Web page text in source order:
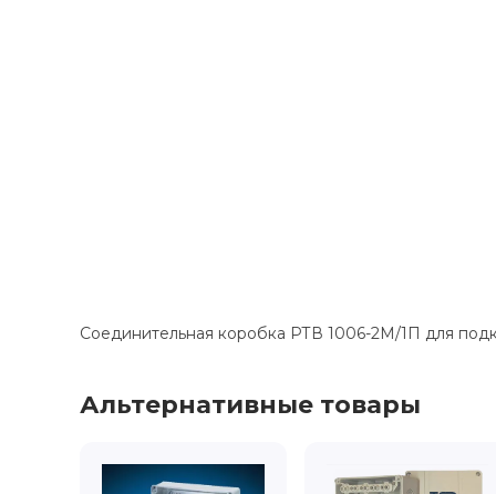
Соединительная коробка РТВ 1006-2М/1П для
Альтернативные товары